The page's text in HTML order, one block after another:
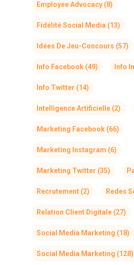
Employee Advocacy (8)
Fidélité Social Media (13)
Idées De Jeu-Concours (57)
Info Facebook (49) Info
Info Twitter (14)
Intelligence Artificielle (2)
Marketing Facebook (66)
Marketing Instagram (6)
Marketing Twitter (35)
Recrutement (2) Redes
Relation Client Digitale (27)
Social Media Marketing (18)
Social Media Marketing (128)